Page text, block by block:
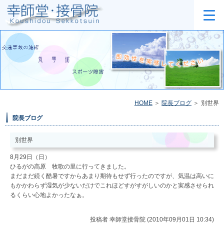
HOME 院長ブログ 別世界
院長ブログ
別世界
8月29日（日）
ひるがの高原 牧歌の里に行ってきました。
まだまだ続く酷暑ですからあまり期待もせず行ったのですが、気温は高いに
もかかわらず湿気が少ないだけでこれほどすがすがしいのかと実感させられ
るくらい心地よかったなぁ。
投稿者 幸師堂接骨院 (2010年09月01日 10:34)